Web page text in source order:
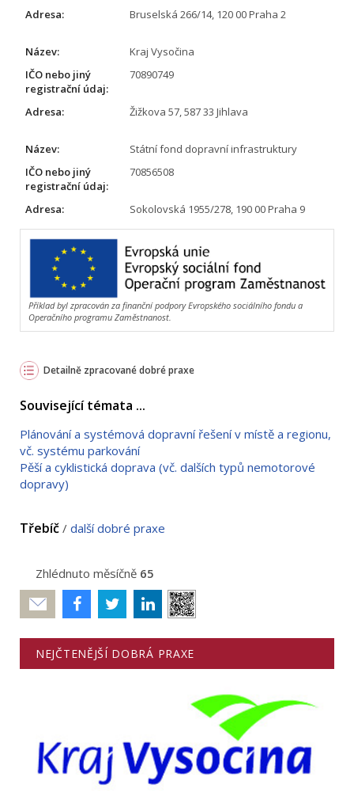
Adresa:
Bruselská 266/14, 120 00 Praha 2
Název:
Kraj Vysočina
IČO nebo jiný
registrační údaj:
70890749
Adresa: Žižkova 57, 587 33 Jihlava
Název:
Státní fond dopravní infrastruktury
IČO nebo jiný
registrační údaj:
70856508
Adresa: Sokolovská 1955/278, 190 00 Praha 9
Příklad byl zpracován za finanční podpory Evropského sociálního fondu a
Operačního programu Zaměstnanost.
Detailně zpracované dobré praxe
Související témata ...
Plánování a systémová dopravní řešení v místě a regionu,
vč. systému parkování
Pěší a cyklistická doprava (vč. dalších typů nemotorové
dopravy)
Třebíč / další dobré praxe
Zhlédnuto měsíčně 65
Poslat
NEJČTENĚJŠÍ DOBRÁ PRAXE